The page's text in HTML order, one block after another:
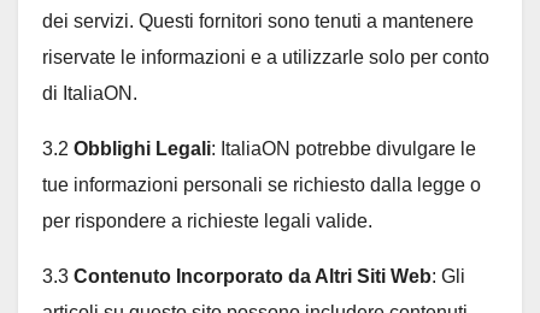
dei servizi. Questi fornitori sono tenuti a mantenere
riservate le informazioni e a utilizzarle solo per conto
di ItaliaON.
3.2 Obblighi Legali: ItaliaON potrebbe divulgare le
tue informazioni personali se richiesto dalla legge o
per rispondere a richieste legali valide.
3.3 Contenuto Incorporato da Altri Siti Web: Gli